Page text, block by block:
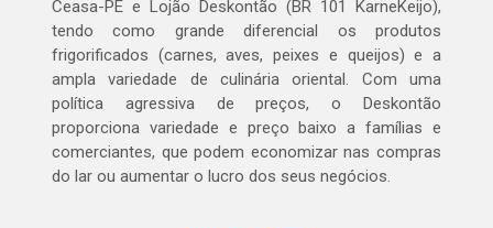
Ceasa-PE e Lojão Deskontão (BR 101 KarneKeijo),
tendo como grande diferencial os produtos
frigorificados (carnes, aves, peixes e queijos) e a
ampla variedade de culinária oriental. Com uma
política agressiva de preços, o Deskontão
proporciona variedade e preço baixo a famílias e
comerciantes, que podem economizar nas compras
do lar ou aumentar o lucro dos seus negócios.